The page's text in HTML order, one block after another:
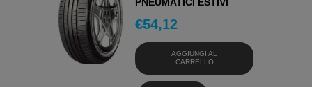
PNEUMATICI ESTIVI
€54,12
AGGIUNGI AL
CARRELLO